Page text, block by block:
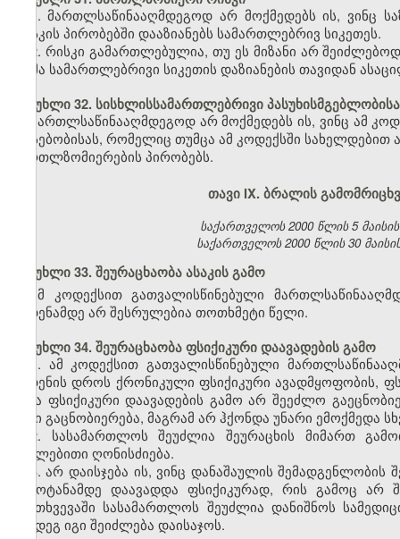
1. მართლსაწინააღმდეგოდ არ მოქმედებს ის, ვინც
რისკის პირობებში დააზიანებს სამართლებრივ სიკეთეს.
2. რისკი გამართლებულია, თუ ეს მიზანი არ
ზომა სამართლებრივი სიკეთის დაზიანების თავიდან
მუხლი 32. სისხლისსამართლებრივი
მართლსაწინააღმდეგოდ არ მოქმედებს ის, ვინც ამ
არსებობისას, რომელიც თუმცა ამ კოდექსში
მართლზომიერების პირობებს.
თავი IX. ბრალის
საქართველოს 2000 წლის 5
საქართველოს 2000 წლის 30
მუხლი 33. შეურაცხაობა ასაკის გამო
ამ კოდექსით გათვალისწინებული
ჩადენამდე არ შესრულებია თოთხმეტი წელი.
მუხლი 34. შეურაცხაობა ფსიქიკური დაავადების გამო
1. ამ კოდექსით გათვალისწინებული
ჩადენის დროს ქრონიკული ფსიქიკური ავადმყოფობის,
სხვა ფსიქიკური დაავადების გამო არ შეეძლო
მისი გაცნობიერება, მაგრამ არ ჰქონდა უნარი ემოქმედა
2. სასამართლოს შეუძლია შეურაცხის მიმართ
იძულებითი ღონისძიება.
3. არ დაისჯება ის, ვინც დანაშაულის შემადგენლობის
გამოტანამდე დაავადდა ფსიქიკურად, რის გამოც არ
შემთხვევაში სასამართლოს შეუძლია დანიშნოს
შემდეგ იგი შეიძლება დაისაჯოს.